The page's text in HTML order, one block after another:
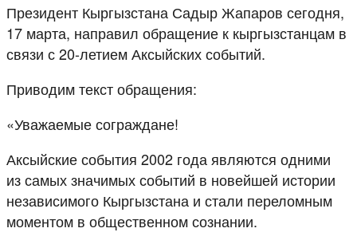
Президент Кыргызстана Садыр Жапаров сегодня,
17 марта, направил обращение к кыргызстанцам в
связи с 20-летием Аксыйских событий.
Приводим текст обращения:
«Уважаемые сограждане!
Аксыйские события 2002 года являются одними
из самых значимых событий в новейшей истории
независимого Кыргызстана и стали переломным
моментом в общественном сознании.